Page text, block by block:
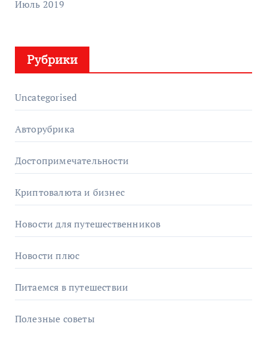
Июль 2019
Рубрики
Uncategorised
Авторубрика
Достопримечательности
Криптовалюта и бизнес
Новости для путешественников
Новости плюс
Питаемся в путешествии
Полезные советы